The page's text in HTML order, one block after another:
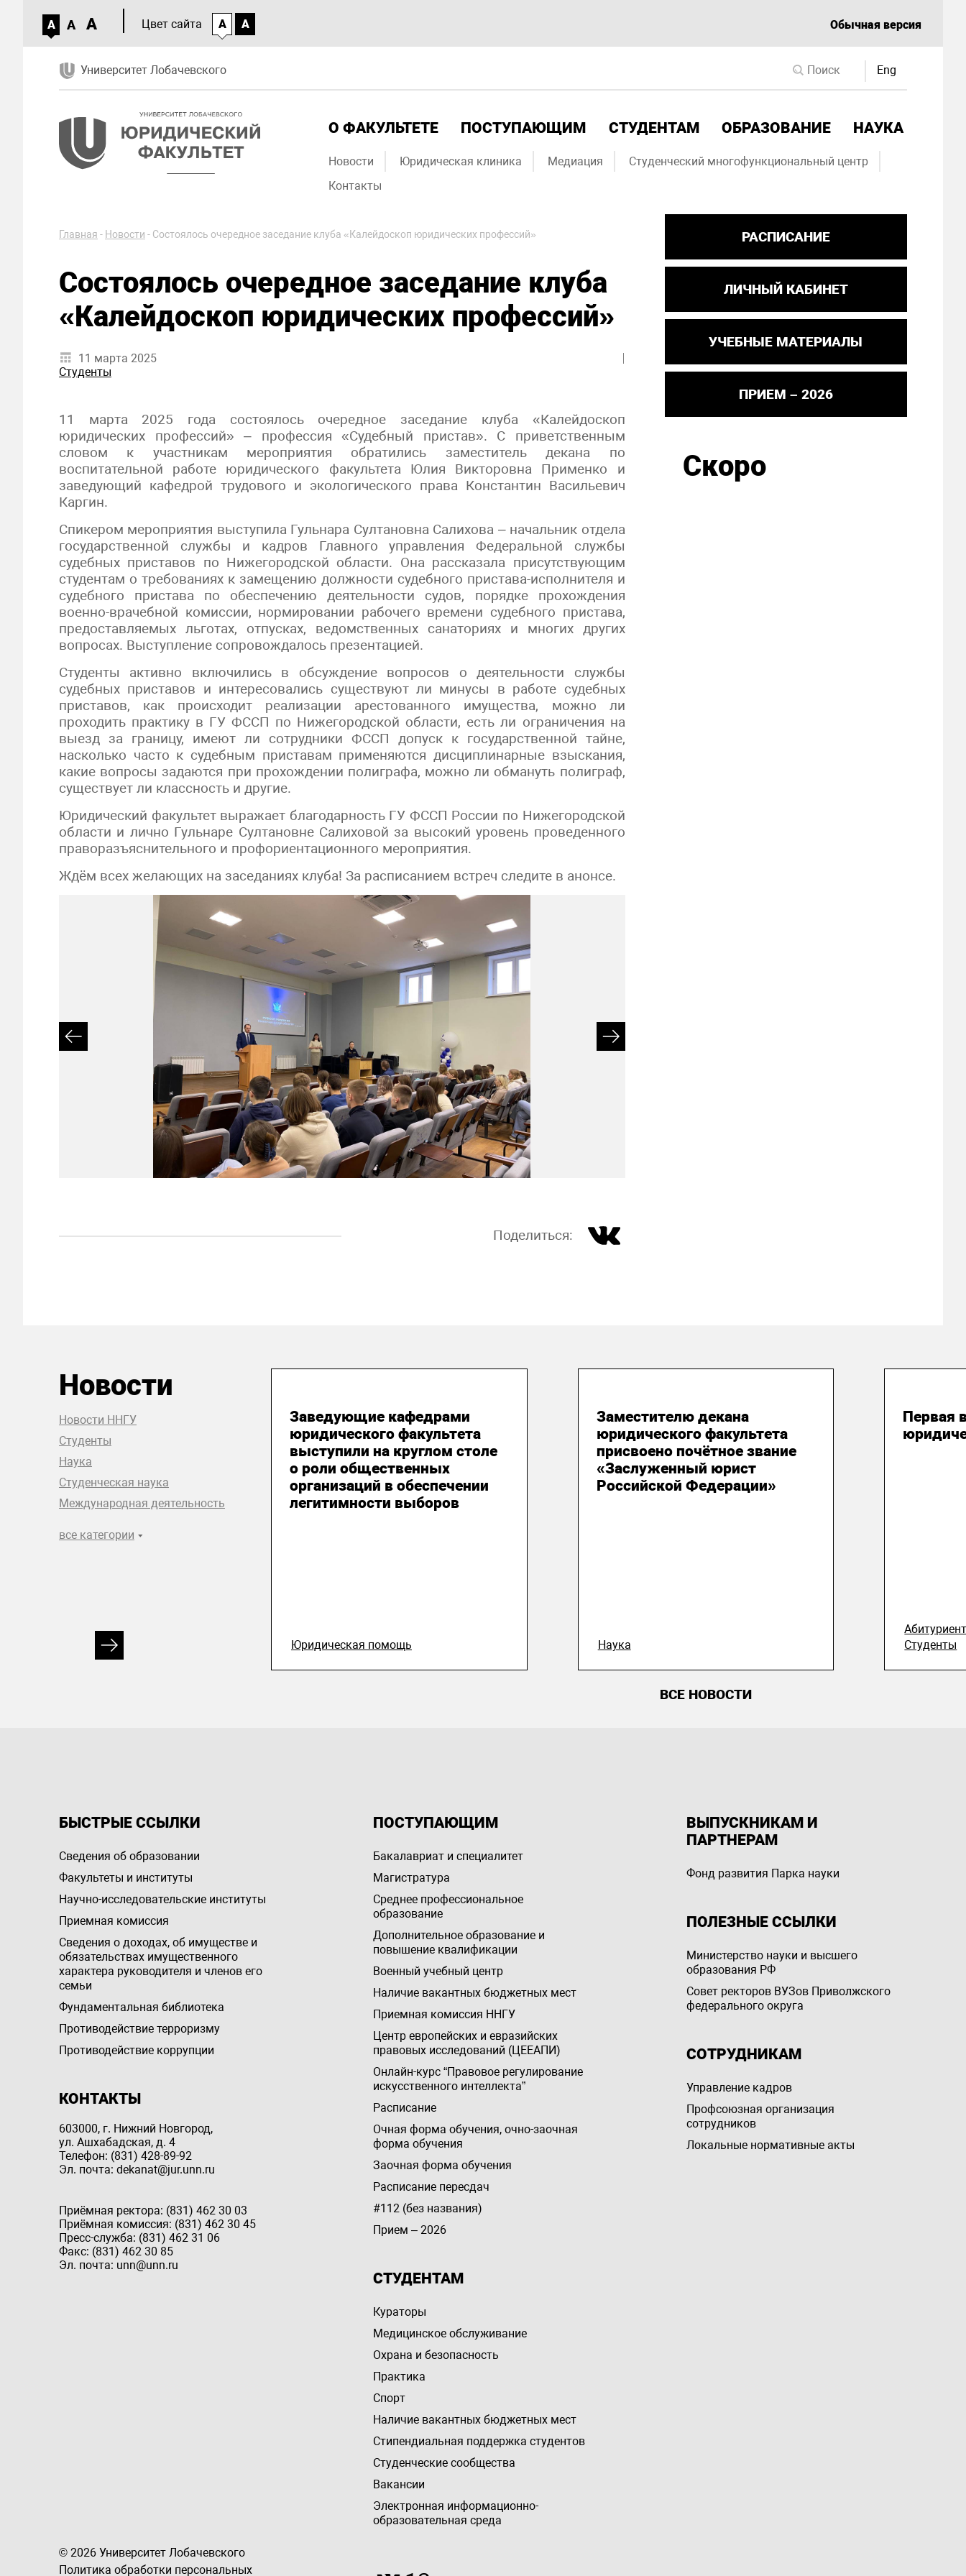
A A A Цвет сайта A A Обычная версия
Университет Лобачевского Eng
О ФАКУЛЬТЕТЕ ПОСТУПАЮЩИМ СТУДЕНТАМ ОБРАЗОВАНИЕ НАУКА
Новости Юридическая клиника Медиация
Студенческий многофункциональный центр
Контакты
Главная - Новости - Состоялось очередное заседание клуба «Калейдоскоп юридических профессий»
Состоялось очередное заседание клуба
«Калейдоскоп юридических профессий»
11 марта 2025
Студенты
11 марта 2025 года состоялось очередное заседание клуба «Калейдоскоп
юридических профессий» – профессия «Судебный пристав». С приветственным
словом к участникам мероприятия обратились заместитель декана по
воспитательной работе юридического факультета Юлия Викторовна Применко и
заведующий кафедрой трудового и экологического права Константин Васильевич
Каргин.
Спикером мероприятия выступила Гульнара Султановна Салихова – начальник отдела
государственной службы и кадров Главного управления Федеральной службы
судебных приставов по Нижегородской области. Она рассказала присутствующим
студентам о требованиях к замещению должности судебного пристава-исполнителя и
судебного пристава по обеспечению деятельности судов, порядке прохождения
военно-врачебной комиссии, нормировании рабочего времени судебного пристава,
предоставляемых льготах, отпусках, ведомственных санаториях и многих других
вопросах. Выступление сопровождалось презентацией.
Студенты активно включились в обсуждение вопросов о деятельности службы
судебных приставов и интересовались существуют ли минусы в работе судебных
приставов, как происходит реализации арестованного имущества, можно ли
проходить практику в ГУ ФССП по Нижегородской области, есть ли ограничения на
выезд за границу, имеют ли сотрудники ФССП допуск к государственной тайне,
насколько часто к судебным приставам применяются дисциплинарные взыскания,
какие вопросы задаются при прохождении полиграфа, можно ли обмануть полиграф,
существует ли классность и другие.
Юридический факультет выражает благодарность ГУ ФССП России по Нижегородской
области и лично Гульнаре Султановне Салиховой за высокий уровень проведенного
праворазъяснительного и профориентационного мероприятия.
Ждём всех желающих на заседаниях клуба! За расписанием встреч следите в анонсе.
Поделиться:
РАСПИСАНИЕ
ЛИЧНЫЙ КАБИНЕТ
УЧЕБНЫЕ МАТЕРИАЛЫ
ПРИЕМ – 2026
Скоро
Новости
Новости ННГУ
Студенты
Наука
Студенческая наука
Международная деятельность
все категории
Заведующие кафедрами
юридического факультета
выступили на круглом столе
о роли общественных
организаций в обеспечении
легитимности выборов
Юридическая помощь
Заместителю декана
юридического факультета
присвоено почётное звание
«Заслуженный юрист
Российской Федерации»
Наука
Первая
Студенты
ВСЕ НОВОСТИ
БЫСТРЫЕ ССЫЛКИ
Сведения об образовании
Факультеты и институты
Научно-исследовательские институты
Приемная комиссия
Сведения о доходах, об имуществе и
обязательствах имущественного
характера руководителя и членов его
семьи
Фундаментальная библиотека
Противодействие терроризму
Противодействие коррупции
КОНТАКТЫ
603000, г. Нижний Новгород,
ул. Ашхабадская, д. 4
Телефон: (831) 428-89-92
Эл. почта: dekanat@jur.unn.ru
Приёмная ректора: (831) 462 30 03
Приёмная комиссия: (831) 462 30 45
Пресс-служба: (831) 462 31 06
Факс: (831) 462 30 85
Эл. почта: unn@unn.ru
ПОСТУПАЮЩИМ
Бакалавриат и специалитет
Магистратура
Среднее профессиональное
образование
Дополнительное образование и
повышение квалификации
Военный учебный центр
Наличие вакантных бюджетных мест
Приемная комиссия ННГУ
Центр европейских и евразийских
правовых исследований (ЦЕЕАПИ)
Онлайн-курс “Правовое регулирование
искусственного интеллекта”
Расписание
Очная форма обучения, очно-заочная
форма обучения
Заочная форма обучения
Расписание пересдач
#112 (без названия)
Прием – 2026
СТУДЕНТАМ
Кураторы
Медицинское обслуживание
Охрана и безопасность
Практика
Спорт
Наличие вакантных бюджетных мест
Стипендиальная поддержка студентов
Студенческие сообщества
Вакансии
Электронная информационно-
образовательная среда
ВЫПУСКНИКАМ И
ПАРТНЕРАМ
Фонд развития Парка науки
ПОЛЕЗНЫЕ ССЫЛКИ
Министерство науки и высшего
образования РФ
Совет ректоров ВУЗов Приволжского
федерального округа
СОТРУДНИКАМ
Управление кадров
Профсоюзная организация
сотрудников
Локальные нормативные акты
© 2026 Университет Лобачевского
Политика обработки персональных